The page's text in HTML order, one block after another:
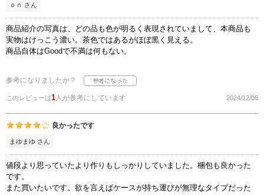
ｏｎ さん
商品紹介の写真は、どの品も色が明るく表現されていまして、本商品も
実物はけっこう濃い。茶色ではあるがほぼ黒く見える。
商品自体はGoodで不満は何もない。
参考になりましたか？
このレビューは1 人が参考にしています 2024/12/06
良かったです
まゆまゆ さん
値段より思っていたより作りもしっかりしていました。梱包も良かった
です。
また買いたいです。欲を言えばケースが持ち運びが無理なタイプだった